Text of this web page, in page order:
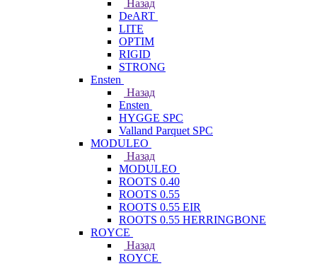
Назад
DeART
LITE
OPTIM
RIGID
STRONG
Ensten
Назад
Ensten
HYGGE SPC
Valland Parquet SPC
MODULEO
Назад
MODULEO
ROOTS 0.40
ROOTS 0.55
ROOTS 0.55 EIR
ROOTS 0.55 HERRINGBONE
ROYCE
Назад
ROYCE